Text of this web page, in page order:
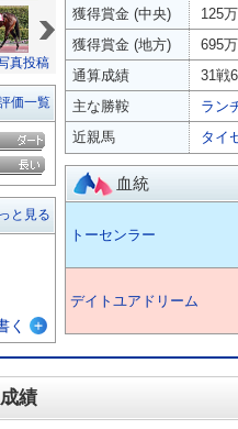
真投稿
価一覧
と見る
く
獲得賞金 (中央)
125
獲得賞金 (地方)
695
通算成績
31戦
主な勝鞍
ラン
近親馬
タイ
血統
トーセンラー
デイトユアドリーム
績